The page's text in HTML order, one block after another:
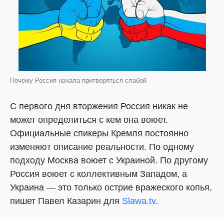
Почему Россия начала притворяться слабой
С первого дня вторжения Россия никак не
может определиться с кем она воюет.
Официальные спикеры Кремля постоянно
изменяют описание реальности. По одному
подходу Москва воюет с Украиной. По другому
Россия воюет с коллективным Западом, а
Украина — это только острие вражеского копья,
пишет Павел Казарин для Slawa.tv.